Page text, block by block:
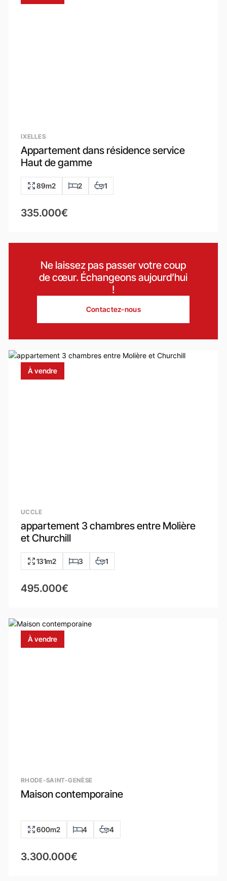
IXELLES
Appartement dans résidence service
Haut de gamme
89m2 2 1
335.000€
Ne laissez pas passer votre coup
de cœur. Échangeons aujourd’hui
!
Contactez-nous
À vendre
UCCLE
appartement 3 chambres entre Molière
et Churchill
131m2 3 1
495.000€
À vendre
RHODE-SAINT-GENÈSE
Maison contemporaine
600m2 4 4
3.300.000€